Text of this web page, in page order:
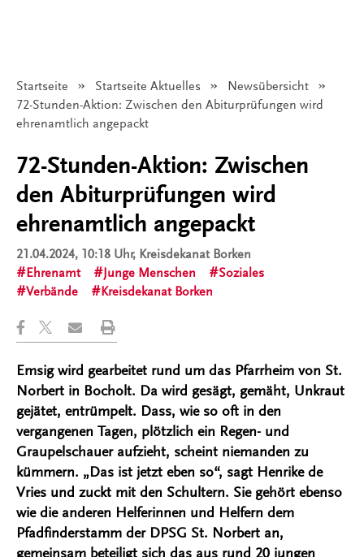
Startseite Startseite Aktuelles
Newsübersicht
Angezeigt:
72-Stunden-Aktion: Zwischen den Abiturprüfungen wird
ehrenamtlich angepackt
72-Stunden-Aktion: Zwischen
den Abiturprüfungen wird
ehrenamtlich angepackt
21.04.2024, 10:18 Uhr, Kreisdekanat Borken
Ehrenamt
Junge Menschen
Soziales
Verbände
Kreisdekanat Borken
Emsig wird gearbeitet rund um das Pfarrheim von St.
Norbert in Bocholt. Da wird gesägt, gemäht, Unkraut
gejätet, entrümpelt. Dass, wie so oft in den
vergangenen Tagen, plötzlich ein Regen- und
Graupelschauer aufzieht, scheint niemanden zu
kümmern. „Das ist jetzt eben so“, sagt Henrike de
Vries und zuckt mit den Schultern. Sie gehört ebenso
wie die anderen Helferinnen und Helfern dem
Pfadfinderstamm der DPSG St. Norbert an,
gemeinsam beteiligt sich das aus rund 20 jungen